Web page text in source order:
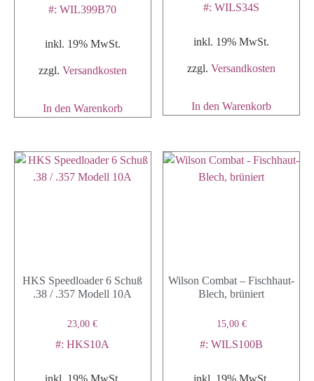
#: WIL399B70
inkl. 19% MwSt.
zzgl. Versandkosten
In den Warenkorb
#: WILS34S
inkl. 19% MwSt.
zzgl.Versandkosten
In den Warenkorb
HKS Speedloader 6 Schuß
.38 / .357 Modell 10A
23,00€
#: HKS10A
inkl. 19% MwSt.
Wilson Combat – Fischhaut-
Blech, brüniert
15,00 €
#: WILS100B
inkl. 19% MwSt.